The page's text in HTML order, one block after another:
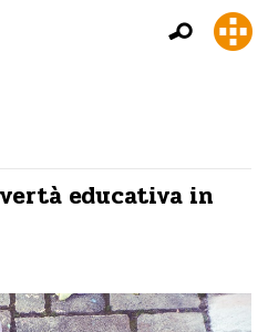
educativa in